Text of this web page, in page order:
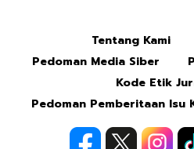
Tentang Kami
Pedoman Media Siber
Kode Etik
Pedoman Pemberitaan Isu